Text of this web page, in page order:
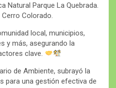
Natural Parque La Quebrada.
Colorado.
local, municipios,
y más, asegurando la
clave.
de Ambiente, subrayó la
para una gestión efectiva de